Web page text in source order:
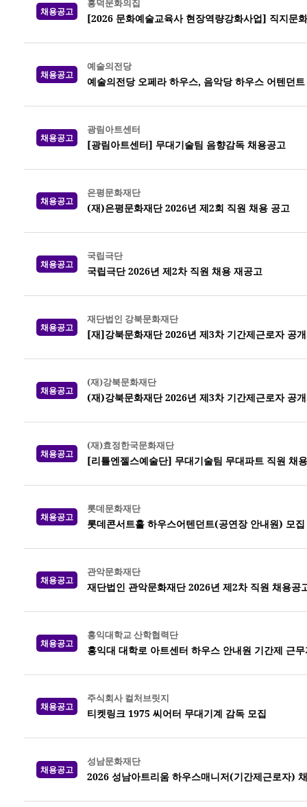
채용공고
흥덕문화의집
[2026 문화예술교육사 현장역량강화사업] 직지문
채용공고
예술의전당
예술의전당 오페라 하우스, 음악당 하우스 어텐던
채용공고
광림아트센터
[광림아트센터] 무대기술팀 음향감독 채용공고
채용공고
은평문화재단
(재)은평문화재단 2026년 제2회 직원 채용 공고
채용공고
국립극단
국립극단 2026년 제2차 직원 채용 재공고
채용공고
재단법인 강북문화재단
[재]강북문화재단 2026년 제3차 기간제근로자 공
채용공고
(재)강북문화재단
(재)강북문화재단 2026년 제3차 기간제근로자 공
채용공고
(재)효정한국문화재단
[리틀엔젤스예술단] 무대기술팀 무대파트 직원 채용
채용공고
롯데문화재단
롯데콘서트홀 하우스어텐던트(공연장 안내원) 모
채용공고
관악문화재단
재단법인 관악문화재단 2026년 제2차 직원 채용공
채용공고
홍익대학교 산학협력단
홍익대 대학로 아트센터 하우스 안내원 기간제 근
채용공고
주식회사 컬처브릿지
티켓링크 1975 씨어터 무대기계 감독 모집
채용공고
성남문화재단
2026 성남아트리움 하우스매니저(기간제근로자)